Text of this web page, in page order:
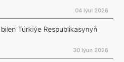
04 Iýul 2026
Türkiýe Respublikasynyň
30 Iýun 2026